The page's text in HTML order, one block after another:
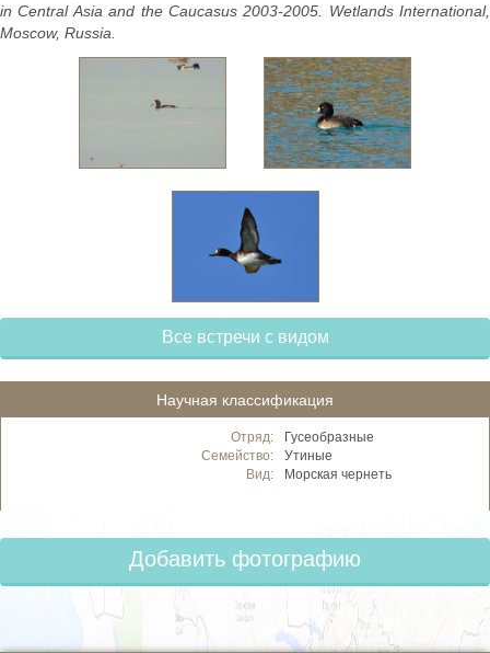
in Central Asia and the Caucasus 2003-2005. Wetlands International,
Moscow, Russia.
Все встречи с видом
Научная классификация
Отряд:
Гусеобразные
Семейство:
Утиные
Вид:
Морская чернеть
Добавить фотографию